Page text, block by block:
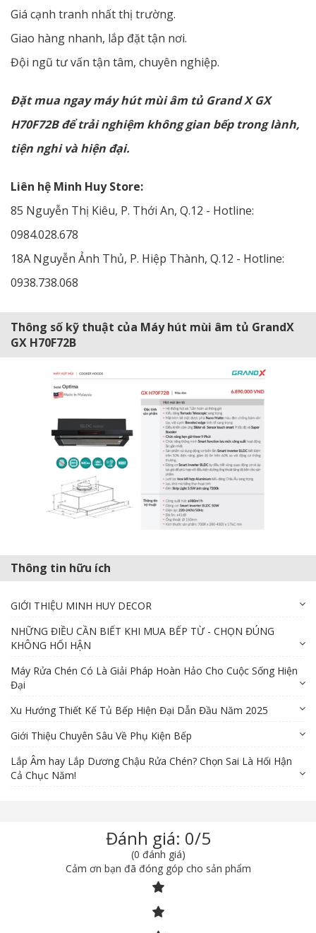
Giá cạnh tranh nhất thị trường.
Giao hàng nhanh, lắp đặt tận nơi.
Đội ngũ tư vấn tận tâm, chuyên nghiệp.
Đặt mua ngay máy hút mùi âm tủ Grand X GX
H70F72B để trải nghiệm không gian bếp trong lành,
tiện nghi và hiện đại.
Liên hệ Minh Huy Store:
85 Nguyễn Thị Kiêu, P. Thới An, Q.12 - Hotline:
0984.028.678
18A Nguyễn Ảnh Thủ, P. Hiệp Thành, Q.12 - Hotline:
0938.738.068
Thông số kỹ thuật của Máy hút mùi âm tủ GrandX
GX H70F72B
Thông tin hữu ích
GIỚI THIỆU MINH HUY DECOR
NHỮNG ĐIỀU CẦN BIẾT KHI MUA BẾP TỪ - CHỌN ĐÚNG
KHÔNG HỐI HẬN
Máy Rửa Chén Có Là Giải Pháp Hoàn Hảo Cho Cuộc Sống Hiện
Đại
Xu Hướng Thiết Kế Tủ Bếp Hiện Đại Dẫn Đầu Năm 2025
Giới Thiệu Chuyên Sâu Về Phụ Kiện Bếp
Lắp Âm hay Lắp Dương Chậu Rửa Chén? Chọn Sai Là Hối Hận
Cả Chục Năm!
Đánh giá: 0/5
(0 đánh giá)
Cảm ơn bạn đã đóng góp cho sản phẩm